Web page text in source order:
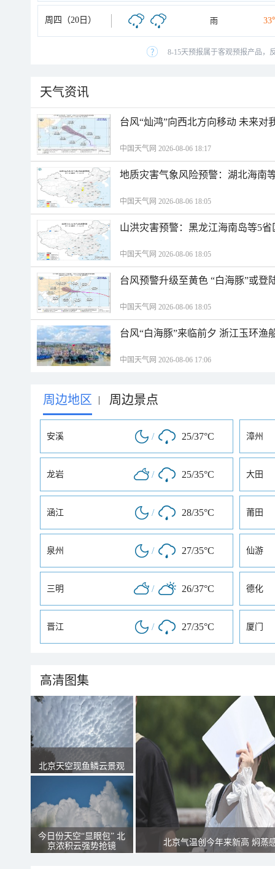
周四（20日） 雨
8-15天预报属于客观预报产品，
天气资讯
台风“灿鸿”向西北方向移动 未来对
中国天气网 2026-08-06 18:17
地质灾害气象风险预警：湖北海南
中国天气网 2026-08-06 18:05
山洪灾害预警：黑龙江海南岛等5
中国天气网 2026-08-06 18:05
台风预警升级至黄色 “白海豚”或登
中国天气网 2026-08-06 18:05
台风“白海豚”来临前夕 浙江玉环渔
中国天气网 2026-08-06 17:06
周边地区 | 周边景点
安溪 / 25/37°C 漳州
龙岩 / 25/35°C 大田
涵江 / 28/35°C 莆田
泉州 / 27/35°C 仙游
三明 / 26/37°C 德化
晋江 / 27/35°C 厦门
高清图集
北京天空现鱼鳞云景观
今日份天空“显眼包” 北
京浓积云强势抢镜
北京气温创今年来新高 焖蒸